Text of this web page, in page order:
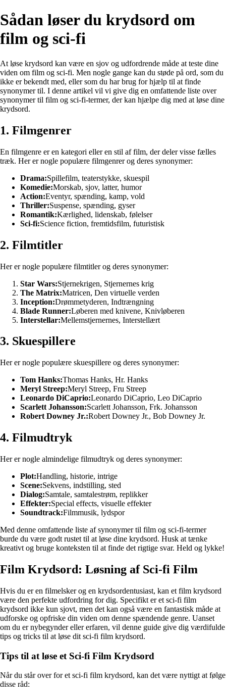
Sådan løser du krydsord om
film og sci-fi
At løse krydsord kan være en sjov og udfordrende måde at teste dine
viden om film og sci-fi. Men nogle gange kan du støde på ord, som du
ikke er bekendt med, eller som du har brug for hjælp til at finde
synonymer til. I denne artikel vil vi give dig en omfattende liste over
synonymer til film og sci-fi-termer, der kan hjælpe dig med at løse dine
krydsord.
1. Filmgenrer
En filmgenre er en kategori eller en stil af film, der deler visse fælles
træk. Her er nogle populære filmgenrer og deres synonymer:
Drama:Spillefilm, teaterstykke, skuespil
Komedie:Morskab, sjov, latter, humor
Action:Eventyr, spænding, kamp, vold
Thriller:Suspense, spænding, gyser
Romantik:Kærlighed, lidenskab, følelser
Sci-fi:Science fiction, fremtidsfilm, futuristisk
2. Filmtitler
Her er nogle populære filmtitler og deres synonymer:
Star Wars:Stjernekrigen, Stjernernes krig
The Matrix:Matricen, Den virtuelle verden
Inception:Drømmetyderen, Indtrængning
Blade Runner:Løberen med knivene, Knivløberen
Interstellar:Mellemstjernernes, Interstellært
3. Skuespillere
Her er nogle populære skuespillere og deres synonymer:
Tom Hanks:Thomas Hanks, Hr. Hanks
Meryl Streep:Meryl Streep, Fru Streep
Leonardo DiCaprio:Leonardo DiCaprio, Leo DiCaprio
Scarlett Johansson:Scarlett Johansson, Frk. Johansson
Robert Downey Jr.:Robert Downey Jr., Bob Downey Jr.
4. Filmudtryk
Her er nogle almindelige filmudtryk og deres synonymer:
Plot:Handling, historie, intrige
Scene:Sekvens, indstilling, sted
Dialog:Samtale, samtalestrøm, replikker
Effekter:Special effects, visuelle effekter
Soundtrack:Filmmusik, lydspor
Med denne omfattende liste af synonymer til film og sci-fi-termer
burde du være godt rustet til at løse dine krydsord. Husk at tænke
kreativt og bruge konteksten til at finde det rigtige svar. Held og lykke!
Film Krydsord: Løsning af Sci-fi Film
Hvis du er en filmelsker og en krydsordentusiast, kan et film krydsord
være den perfekte udfordring for dig. Specifikt er et sci-fi film
krydsord ikke kun sjovt, men det kan også være en fantastisk måde at
udforske og opfriske din viden om denne spændende genre. Uanset
om du er nybegynder eller erfaren, vil denne guide give dig værdifulde
tips og tricks til at løse dit sci-fi film krydsord.
Tips til at løse et Sci-fi Film Krydsord
Når du står over for et sci-fi film krydsord, kan det være nyttigt at følge
disse råd: